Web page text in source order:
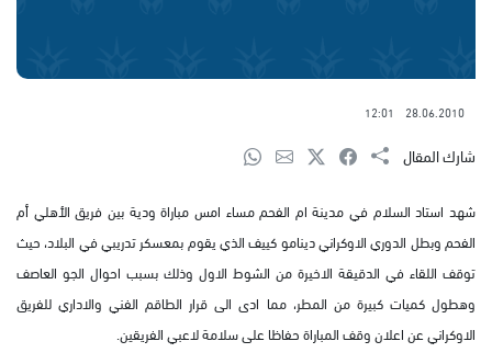
28.06.2010
12:01
شارك المقال
شهد استاد السلام في مدينة ام الفحم مساء امس مباراة ودية بين فريق الأهلي أم
الفحم وبطل الدوري الاوكراني دينامو كييف الذي يقوم بمعسكر تدريبي في البلاد، حيث
توقف اللقاء في الدقيقة الاخيرة من الشوط الاول وذلك بسبب احوال الجو العاصف
وهطول كميات كبيرة من المطر، مما ادى الى قرار الطاقم الفني والاداري للفريق
الاوكراني عن اعلان وقف المباراة حفاظا على سلامة لاعبي الفريقين.